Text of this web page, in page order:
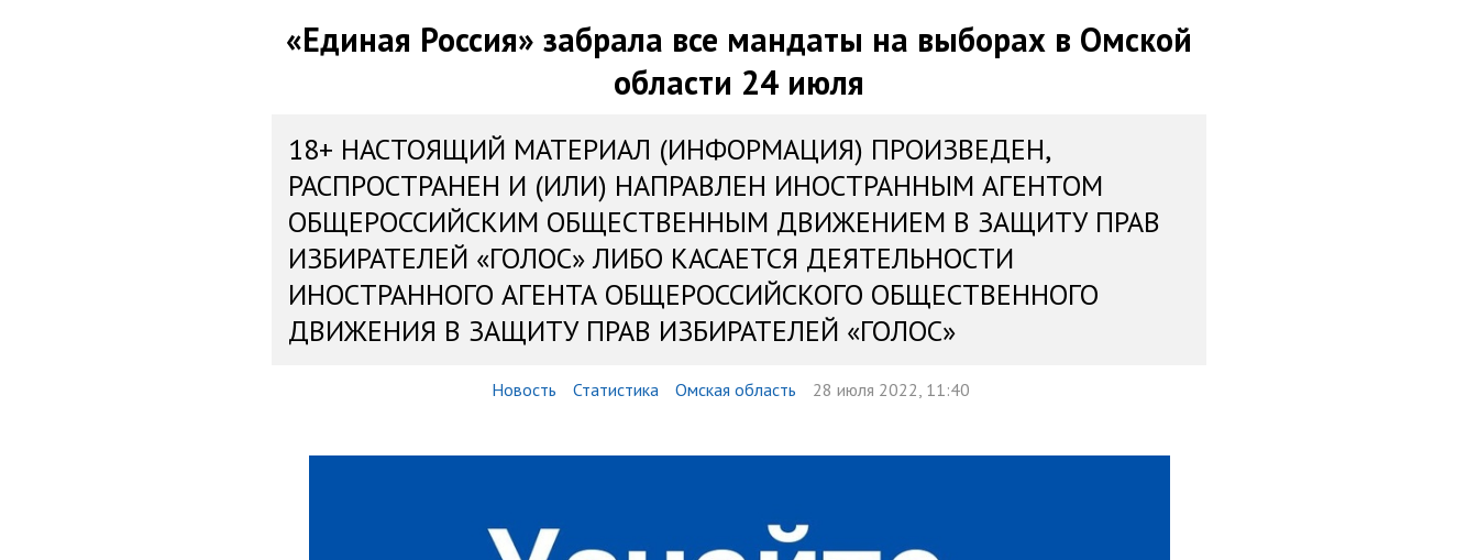
«Единая Россия» забрала все мандаты на выборах в Омской
области 24 июля
18+ НАСТОЯЩИЙ МАТЕРИАЛ (ИНФОРМАЦИЯ) ПРОИЗВЕДЕН,
РАСПРОСТРАНЕН И (ИЛИ) НАПРАВЛЕН ИНОСТРАННЫМ АГЕНТОМ
ОБЩЕРОССИЙСКИМ ОБЩЕСТВЕННЫМ ДВИЖЕНИЕМ В ЗАЩИТУ ПРАВ
ИЗБИРАТЕЛЕЙ «ГОЛОС» ЛИБО КАСАЕТСЯ ДЕЯТЕЛЬНОСТИ
ИНОСТРАННОГО АГЕНТА ОБЩЕРОССИЙСКОГО ОБЩЕСТВЕННОГО
ДВИЖЕНИЯ В ЗАЩИТУ ПРАВ ИЗБИРАТЕЛЕЙ «ГОЛОС»
Новость Статистика Омская область 28 июля 2022, 11:40